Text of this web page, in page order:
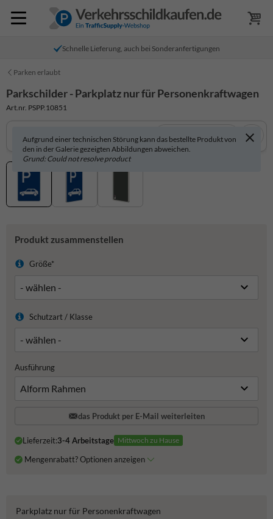
Schnelle Lieferung, auch bei Sonderanfertigungen
Parken erlaubt
Parkschilder - Parkplatz nur für Personenkraftwagen
Art.nr. PSPP.10851
Aufgrund einer technischen Störung kann das bestellte Produkt von
den in der Galerie gezeigten Abbildungen abweichen.
Grund: Could not resolve product
In 3D anzeigen
Produkt zusammenstellen
Größe*
Schutzart / Klasse
Ausführung
das Produkt per E-Mail weiterleiten
Lieferzeit:3-4 Arbeitstage Mittwoch zu Hause
Mengenrabatt? Optionen anzeigen
Parkplatz nur für Personenkraftwagen